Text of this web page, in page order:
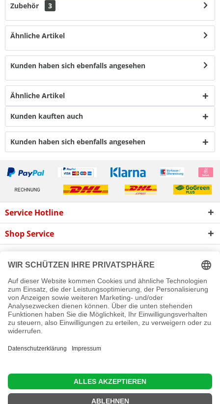
Zubehör 3
Ähnliche Artikel
Kunden haben sich ebenfalls angesehen
Ähnliche Artikel
Kunden kauften auch
Kunden haben sich ebenfalls angesehen
Service Hotline
Shop Service
Newsletter
Cookie-Einstellungen Newsletter Reklamation
Kontakt
Versand und Zahlungsbedingungen
Rückgabe
Diese Website benutzt Cookies, die für den technischen Betrieb
erhöhen, der Direktwerbung dienen oder die Interaktion mit
anderen Websites und sozialen Netzwerken vereinfachen
sollen, werden nur mit Ihrer Zustimmung gesetzt.